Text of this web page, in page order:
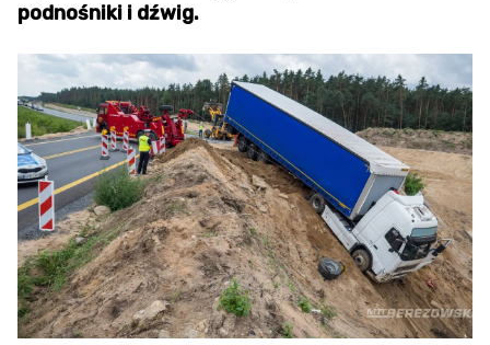
podnośniki i dźwig.